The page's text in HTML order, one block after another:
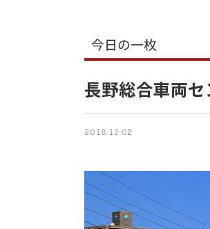
今日の一枚
長野総合車両セ
2018.12.02